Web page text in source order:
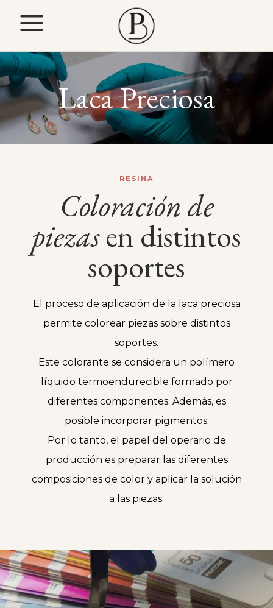
Laca Preciosa
RESINA
Coloraciónde
piezasen distintos
soportes
El proceso de aplicación de la laca preciosa
permite colorear piezas sobre distintos
soportes.
Este colorante se considera un polímero
líquido termoendurecible formado por
diferentes componentes. Además, es
posible incorporar pigmentos.
Por lo tanto, el papel del operario de
producción es preparar las diferentes
composiciones de color y aplicar la solución
a las piezas.